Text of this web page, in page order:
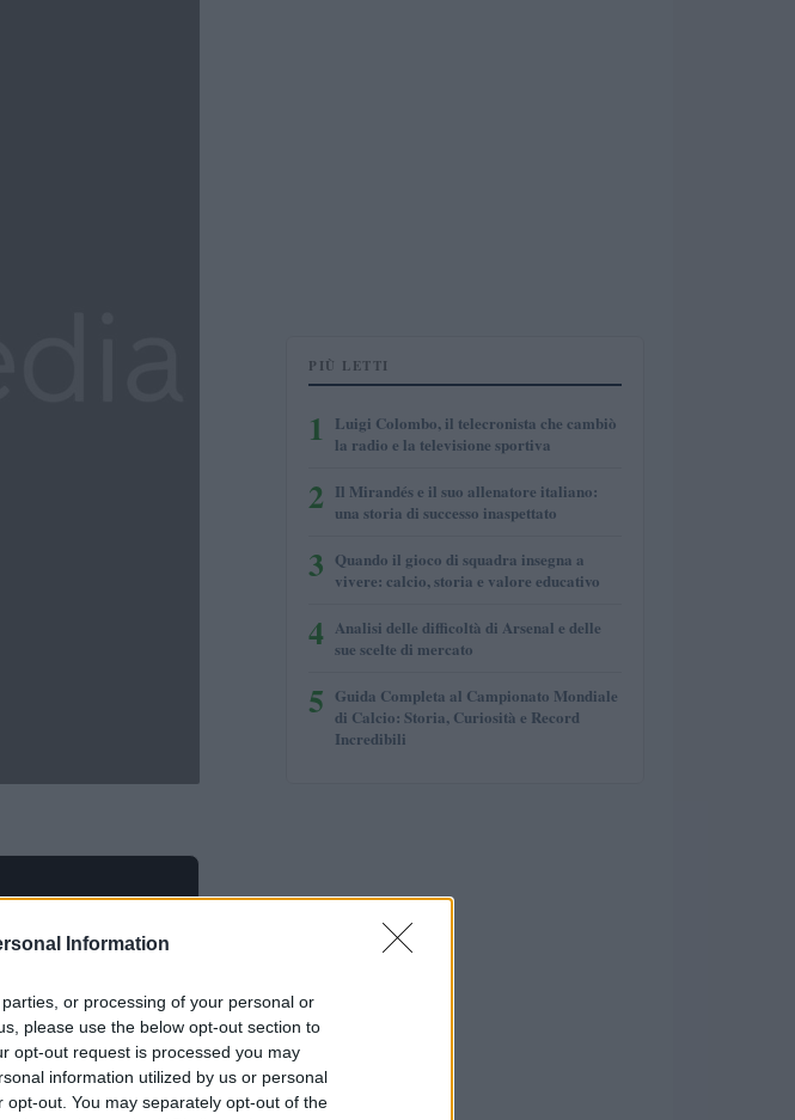
Information
or processing of your personal or
please use the below opt-out section to
opt-out request is processed you may
information utilized by us or personal
out. You may separately opt-out of the
PIÙ LETTI
1
Luigi Colombo, il telecronista che cambiò
la radio e la televisione sportiva
2 Il Mirandés e il suo allenatore italiano:
una storia di successo inaspettato
3 Quando il gioco di squadra insegna a
vivere: calcio, storia e valore educativo
4 Analisi delle difficoltà di Arsenal e delle
sue scelte di mercato
5 Guida Completa al Campionato Mondiale
di Calcio: Storia, Curiosità e Record
Incredibili